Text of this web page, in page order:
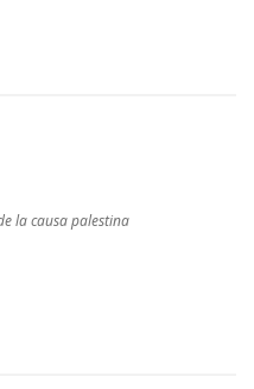
la causa palestina